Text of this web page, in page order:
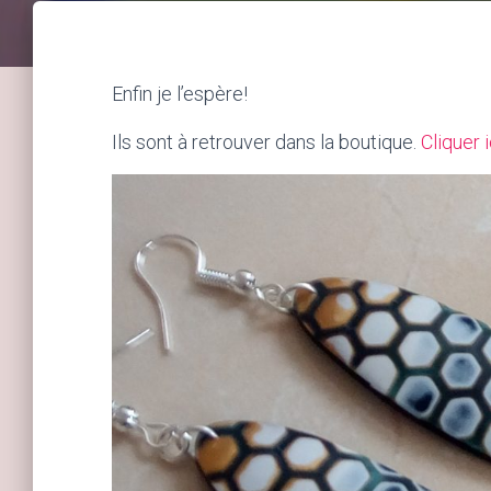
Enfin je l’espère!
Ils sont à retrouver dans la boutique. Cliquer